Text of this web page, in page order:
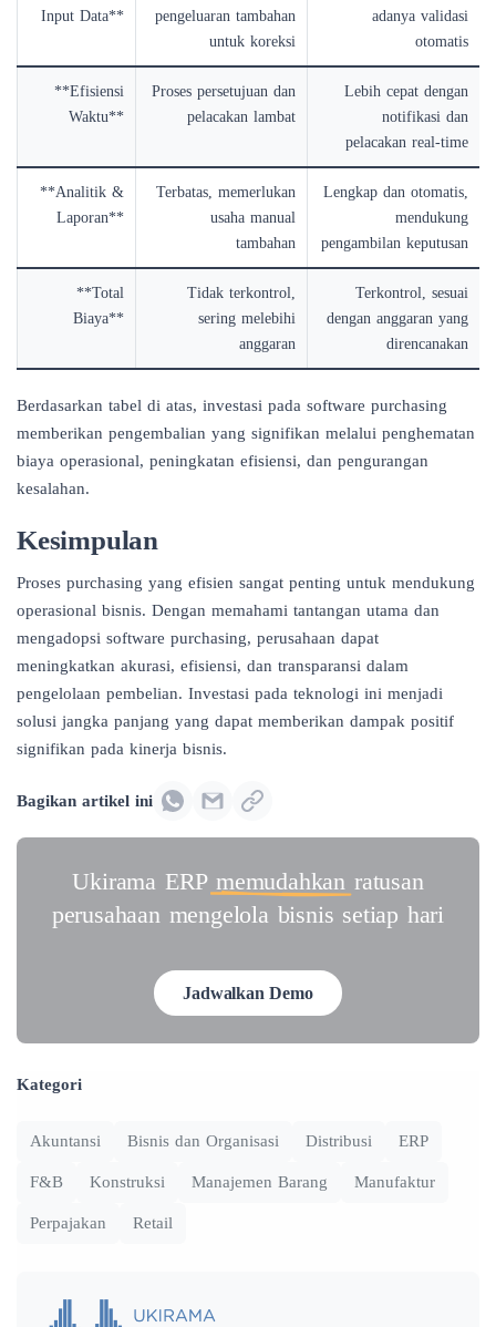
Input Data**
pengeluaran tambahan
untuk koreksi
adanya validasi
otomatis
**Efisiensi
Waktu**
Proses persetujuan dan
pelacakan lambat
Lebih cepat dengan
notifikasi dan
pelacakan real-time
**Analitik &
Laporan**
Terbatas, memerlukan
usaha manual
tambahan
Lengkap dan otomatis,
mendukung
pengambilan keputusan
**Total
Biaya**
Tidak terkontrol,
sering melebihi
anggaran
Terkontrol, sesuai
dengan anggaran yang
direncanakan
Berdasarkan tabel di atas, investasi pada software purchasing
memberikan pengembalian yang signifikan melalui penghematan
biaya operasional, peningkatan efisiensi, dan pengurangan
kesalahan.
Kesimpulan
Proses purchasing yang efisien sangat penting untuk mendukung
operasional bisnis. Dengan memahami tantangan utama dan
mengadopsi software purchasing, perusahaan dapat
meningkatkan akurasi, efisiensi, dan transparansi dalam
pengelolaan pembelian. Investasi pada teknologi ini menjadi
solusi jangka panjang yang dapat memberikan dampak positif
signifikan pada kinerja bisnis.
Bagikan artikel ini
Ukirama ERP memudahkan ratusan
perusahaan mengelola bisnis setiap hari
Jadwalkan Demo
Kategori
Akuntansi Bisnis dan Organisasi Distribusi ERP
F&B Konstruksi Manajemen Barang Manufaktur
Perpajakan Retail